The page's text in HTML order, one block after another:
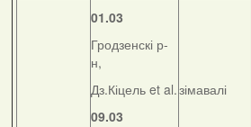
01.03
Гродзенскі р-
н,
Дз.Кіцель et al.
09.03
зімавалі